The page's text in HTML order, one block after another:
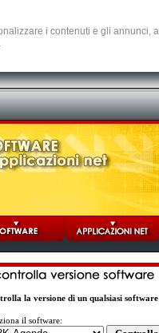
i contenuti e gli annunci,
la versione di un qualsiasi
il software: